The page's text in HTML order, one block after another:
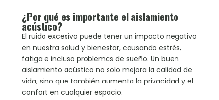
¿Por qué es importante el aislamiento
acústico?
El ruido excesivo puede tener un impacto negativo
en nuestra salud y bienestar, causando estrés,
fatiga e incluso problemas de sueño. Un buen
aislamiento acústico no solo mejora la calidad de
vida, sino que también aumenta la privacidad y el
confort en cualquier espacio.